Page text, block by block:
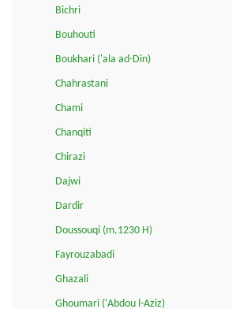
Bichri
Bouhouti
Boukhari ('ala ad-Din)
Chahrastani
Chami
Chanqiti
Chirazi
Dajwi
Dardir
Doussouqi (m.1230 H)
Fayrouzabadi
Ghazali
Ghoumari ('Abdou l-Aziz)